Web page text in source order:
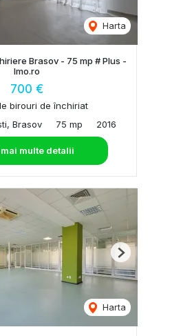
Harta
Brasov - 75 mp # Plus -
Imo.ro
700 €
birouri de închiriat
Brasov
75 mp 2016
multe detalii
Harta
Next